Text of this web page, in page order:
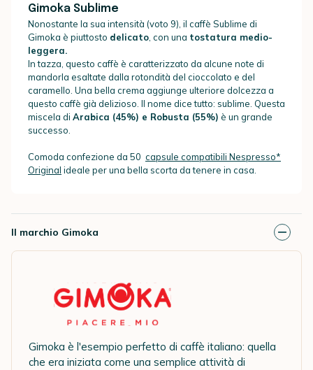
Gimoka Sublime
Nonostante la sua intensità (voto 9), il caffè Sublime di
Gimoka è piuttosto delicato , con una tostatura medio-
leggera.
In tazza, questo caffè è caratterizzato da alcune note di
mandorla esaltate dalla rotondità del cioccolato e del
caramello. Una bella crema aggiunge ulteriore dolcezza a
questo caffè già delizioso. Il nome dice tutto: sublime. Questa
miscela di Arabica (45%) e Robusta (55%) è un grande
successo.
Comoda confezione da 50 capsule compatibili Nespresso*
Original ideale per una bella scorta da tenere in casa.
Il marchio Gimoka
Gimoka è l'esempio perfetto di caffè italiano: quella
che era iniziata come una semplice attività di